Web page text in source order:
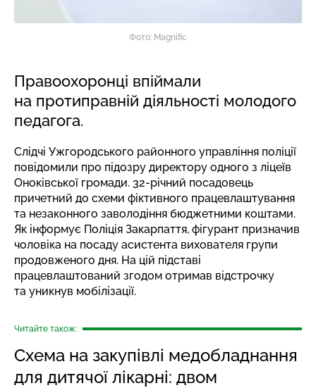
Фото: Magnific
Правоохоронці впіймали
на протиправній діяльності молодого
педагога.
Слідчі Ужгородського районного управління поліції
повідомили про підозру директору одного з ліцеїв
Оноківської громади. 32-річний посадовець
причетний до схеми фіктивного працевлаштування
та незаконного заволодіння бюджетними коштами.
Як інформує Поліція Закарпаття, фігурант призначив
чоловіка на посаду асистента вихователя групи
продовженого дня. На цій підставі
працевлаштований згодом отримав відстрочку
та уникнув мобілізації.
Читайте також:
Схема на закупівлі медобладнання
для дитячої лікарні: двом